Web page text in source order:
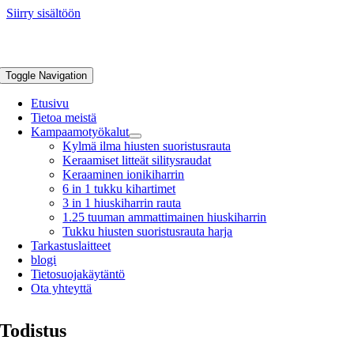
Siirry sisältöön
Toggle Navigation
Etusivu
Tietoa meistä
Kampaamotyökalut
Kylmä ilma hiusten suoristusrauta
Keraamiset litteät silitysraudat
Keraaminen ionikiharrin
6 in 1 tukku kihartimet
3 in 1 hiuskiharrin rauta
1.25 tuuman ammattimainen hiuskiharrin
Tukku hiusten suoristusrauta harja
Tarkastuslaitteet
blogi
Tietosuojakäytäntö
Ota yhteyttä
Todistus